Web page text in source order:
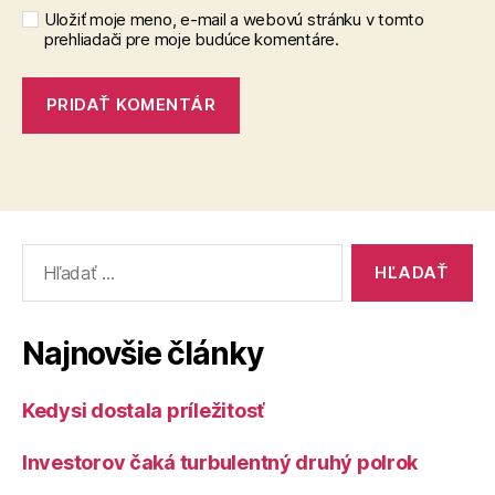
Uložiť moje meno, e-mail a webovú stránku v tomto
prehliadači pre moje budúce komentáre.
Najnovšie články
Kedysi dostala príležitosť
Investorov čaká turbulentný druhý polrok